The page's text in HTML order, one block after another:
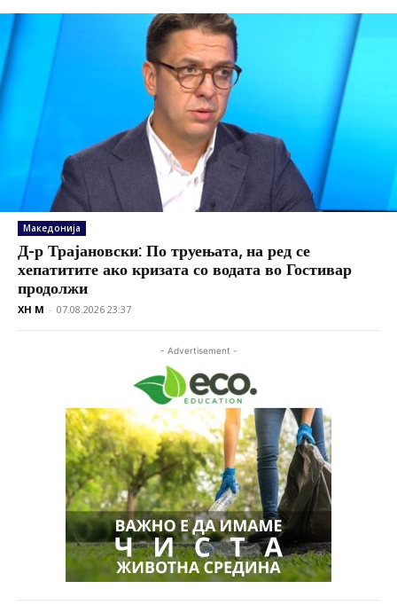
Македонија
Д-р Трајановски: По труењата, на ред се
хепатитите ако кризата со водата во Гостивар
продолжи
XH M - 07.08.2026 23:37
- Advertisement -